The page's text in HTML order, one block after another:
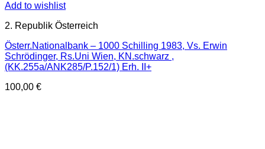
Add to wishlist
2. Republik Österreich
Österr.Nationalbank – 1000 Schilling 1983, Vs. Erwin
Schrödinger, Rs.Uni Wien, KN.schwarz ,
(KK.255a/ANK285/P.152/1) Erh. II+
100,00 €